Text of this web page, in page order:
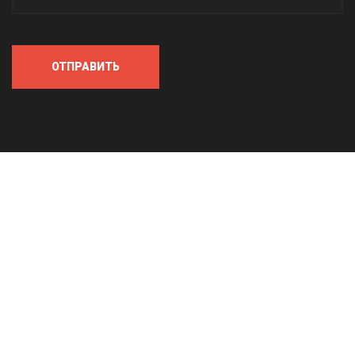
ОТПРАВИТЬ